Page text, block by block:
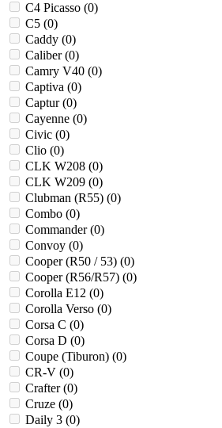
C4 Picasso (0)
C5 (0)
Caddy (0)
Caliber (0)
Camry V40 (0)
Captiva (0)
Captur (0)
Cayenne (0)
Civic (0)
Clio (0)
CLK W208 (0)
CLK W209 (0)
Clubman (R55) (0)
Combo (0)
Commander (0)
Convoy (0)
Cooper (R50 / 53) (0)
Cooper (R56/R57) (0)
Corolla E12 (0)
Corolla Verso (0)
Corsa C (0)
Corsa D (0)
Coupe (Tiburon) (0)
CR-V (0)
Crafter (0)
Cruze (0)
Daily 3 (0)